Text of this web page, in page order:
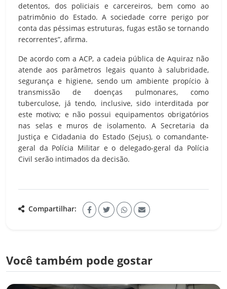
detentos, dos policiais e carcereiros, bem como ao
patrimônio do Estado. A sociedade corre perigo por
conta das péssimas estruturas, fugas estão se tornando
recorrentes”, afirma.
De acordo com a ACP, a cadeia pública de Aquiraz não
atende aos parâmetros legais quanto à salubridade,
segurança e higiene, sendo um ambiente propício à
transmissão de doenças pulmonares, como
tuberculose, já tendo, inclusive, sido interditada por
este motivo; e não possui equipamentos obrigatórios
nas selas e muros de isolamento. A Secretaria da
Justiça e Cidadania do Estado (Sejus), o comandante-
geral da Polícia Militar e o delegado-geral da Polícia
Civil serão intimados da decisão.
Compartilhar:
Você também pode gostar